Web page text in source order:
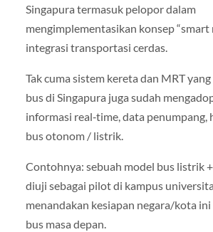
Singapura termasuk pelopor dalam
mengimplementasikan konsep
integrasi transportasi cerdas.
Tak cuma sistem kereta dan MRT
bus di Singapura juga sudah
informasi real‑time, data penumpang,
bus otonom / listrik.
Contohnya: sebuah model bus listrik
diuji sebagai pilot di kampus
menandakan kesiapan negara/kota ini
bus masa depan.